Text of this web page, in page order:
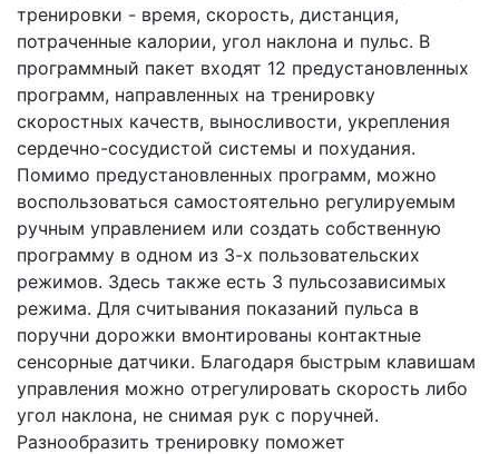
тренировки - время, скорость, дистанция,
потраченные калории, угол наклона и пульс. В
программный пакет входят 12 предустановленных
программ, направленных на тренировку
скоростных качеств, выносливости, укрепления
сердечно-сосудистой системы и похудания.
Помимо предустановленных программ, можно
воспользоваться самостоятельно регулируемым
ручным управлением или создать собственную
программу в одном из 3-х пользовательских
режимов. Здесь также есть 3 пульсозависимых
режима. Для считывания показаний пульса в
поручни дорожки вмонтированы контактные
сенсорные датчики. Благодаря быстрым клавишам
управления можно отрегулировать скорость либо
угол наклона, не снимая рук с поручней.
Разнообразить тренировку поможет